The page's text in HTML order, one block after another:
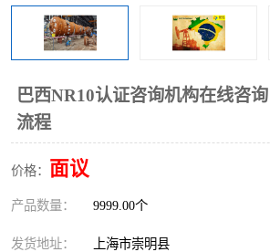
巴西NR10认证咨询机构在线咨
流程
价格： 面议
产品数量： 9999.00个
发货地址： 上海市崇明县